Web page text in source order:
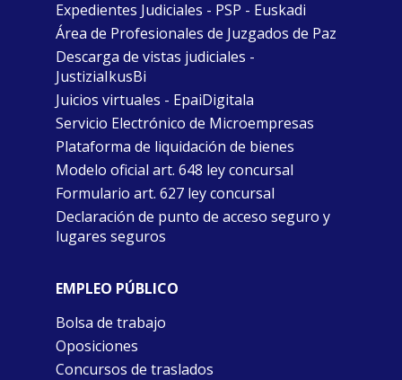
Expedientes Judiciales - PSP - Euskadi
Área de Profesionales de Juzgados de Paz
Descarga de vistas judiciales -
JustiziaIkusBi
Juicios virtuales - EpaiDigitala
Servicio Electrónico de Microempresas
Plataforma de liquidación de bienes
Modelo oficial art. 648 ley concursal
Formulario art. 627 ley concursal
Declaración de punto de acceso seguro y
lugares seguros
EMPLEO PÚBLICO
Bolsa de trabajo
Oposiciones
Concursos de traslados